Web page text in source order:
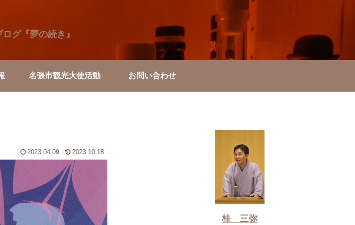
グ『夢の続き』
名張市観光大使活動 お問い合わせ
2023.04.09 2023.10.18
桂 三弥